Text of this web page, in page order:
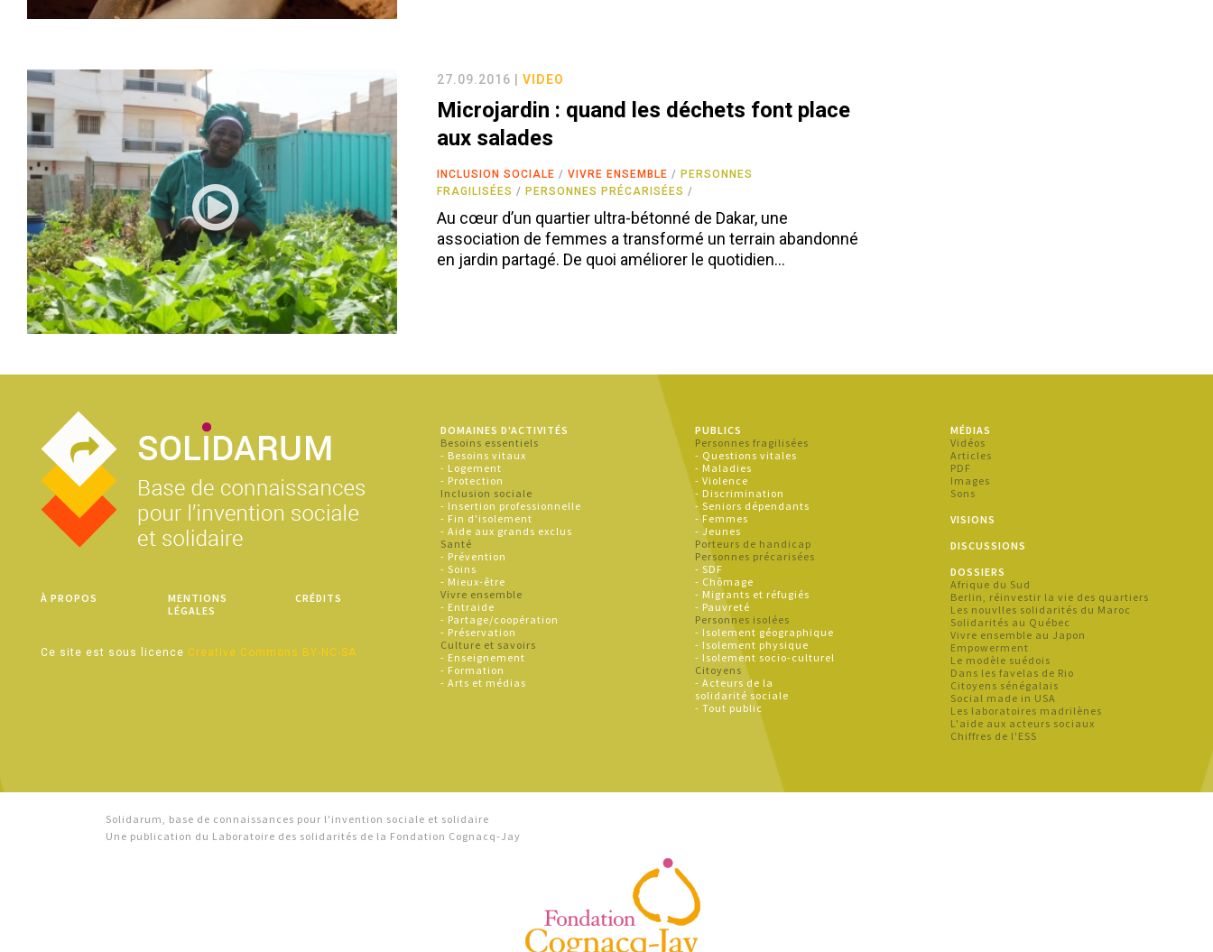
27.09.2016 |VIDEO
Microjardin : quand les déchets font place
aux salades
INCLUSION SOCIALE VIVRE ENSEMBLE
PERSONNES
FRAGILISÉES
PERSONNES PRÉCARISÉES
Au cœur d’un quartier ultra-bétonné de Dakar, une
association de femmes a transformé un terrain abandonné
en jardin partagé. De quoi améliorer le quotidien…
À PROPOS
MENTIONS
LÉGALES
CRÉDITS
Ce site est sous licence Creative Commons BY-NC-SA
DOMAINES D'ACTIVITÉS
Besoins essentiels
- Besoins vitaux
- Logement
- Protection
Inclusion sociale
- Insertion professionnelle
- Fin d'isolement
- Aide aux grands exclus
Santé
- Prévention
- Soins
- Mieux-être
Vivre ensemble
- Entraide
- Partage/coopération
- Préservation
Culture et savoirs
- Enseignement
- Formation
- Arts et médias
PUBLICS
Personnes fragilisées
- Questions vitales
- Maladies
- Violence
- Discrimination
- Seniors dépendants
- Femmes
- Jeunes
Porteurs de handicap
Personnes précarisées
- SDF
- Chômage
- Migrants et réfugiés
- Pauvreté
Personnes isolées
- Isolement géographique
- Isolement physique
- Isolement socio-culturel
Citoyens
- Acteurs de la
solidarité sociale
- Tout public
MÉDIAS
Vidéos
Articles
PDF
Images
Sons
VISIONS
DISCUSSIONS
DOSSIERS
Afrique du Sud
Berlin, réinvestir la vie des quartiers
Les nouvlles solidarités du Maroc
Solidarités au Québec
Vivre ensemble au Japon
Empowerment
Le modèle suédois
Dans les favelas de Rio
Citoyens sénégalais
Social made in USA
Les laboratoires madrilènes
L'aide aux acteurs sociaux
Chiffres de l'ESS
Solidarum, base de connaissances pour l'invention sociale et solidaire
Une publication du Laboratoire des solidarités de la Fondation Cognacq-Jay